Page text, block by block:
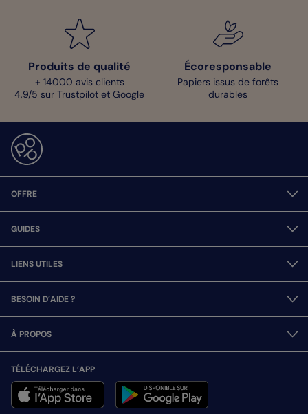
Produits de qualité
+ 14000 avis clients
4,9/5 sur Trustpilot et Google
Écoresponsable
Papiers issus de forêts
durables
OFFRE
GUIDES
LIENS UTILES
BESOIN D’AIDE ?
À PROPOS
TÉLÉCHARGEZ L’APP